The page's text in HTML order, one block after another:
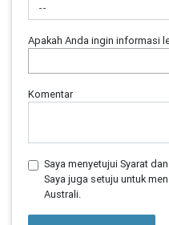
Apakah Anda ingin informasi
Komentar
Saya menyetujui Syarat
Saya juga setuju untuk
Australi.